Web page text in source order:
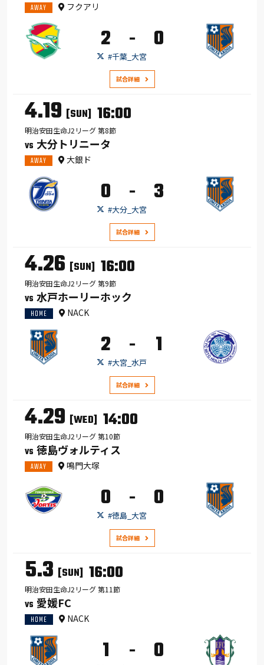
AWAY フクアリ
2 - 0
#千葉_大宮
試合詳細
4.19 [SUN] 16:00
明治安田生命J2リーグ 第8節
VS 大分トリニータ
AWAY 大銀ド
0 - 3
#大分_大宮
試合詳細
4.26 [SUN] 16:00
明治安田生命J2リーグ 第9節
VS 水戸ホーリーホック
HOME NACK
2 - 1
#大宮_水戸
試合詳細
4.29 [WED] 14:00
明治安田生命J2リーグ 第10節
VS 徳島ヴォルティス
AWAY 鳴門大塚
0 - 0
#徳島_大宮
試合詳細
5.3 [SUN] 16:00
明治安田生命J2リーグ 第11節
VS 愛媛FC
HOME NACK
1 - 0